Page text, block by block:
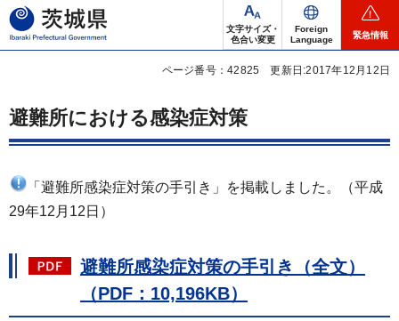
茨城県
文字サイズ・
色合い変更
Foreign
Language
緊急情報
ページ番号：42825 更新日:2017年12月12日
避難所における感染症対策
「避難所感染症対策の手引き」を掲載しました。（平成
29年12月12日）
避難所感染症対策の手引き（全文）
（PDF：10,196KB）